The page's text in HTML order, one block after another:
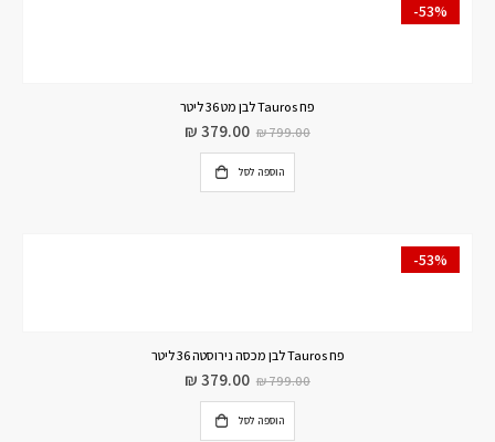
-53%
פח Tauros לבן מט 36 ליטר
₪799.00
₪ 379.00
הוספה לסל
-53%
פח Tauros לבן מכסה נירוסטה 36 ליטר
₪799.00
₪ 379.00
הוספה לסל